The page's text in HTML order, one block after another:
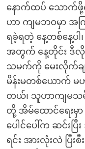
နောက်ထပ် သောက်ဖို့
ဟာ ကျမဘဝမှာ အ
ရခဲ့ရတဲ့ နေ့တစ်နေ့ပ
အတွက် နေ့တိုင်း ဒီ
သမက်ကို မေးလိုက်ခ
မိန်းမတစ်ယောက်
တယ်၊ သူဟာကျမသမီး
တို့ အိမ်ထောင်ရေးမှ
ပေါင်ပေါ်က ဆင်း
ရင်း အားလုံးလဲ ပြီး